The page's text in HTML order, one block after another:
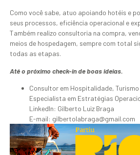
Como você sabe, atuo apoiando hotéis e
seus processos, eficiência operacional e
Também realizo consultoria na compra,
meios de hospedagem, sempre com total
todas as etapas.
Até o próximo check-in de boas ideias.
Consultor em Hospitalidade,
Especialista em Estratégias
LinkedIn: Gilberto Luiz Braga
E-mail: gilbertolabraga@gmail.com